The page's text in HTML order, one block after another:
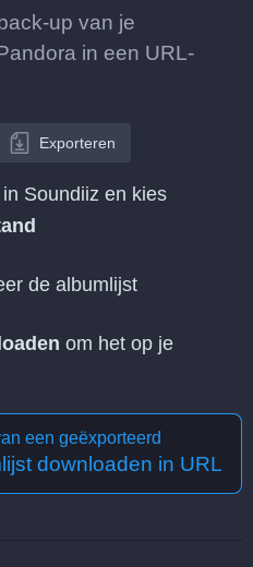
up van je
in een URL-
Exporteren
Soundiiz en kies
de albumlijst
om het op je
een geëxporteerd
downloaden in URL